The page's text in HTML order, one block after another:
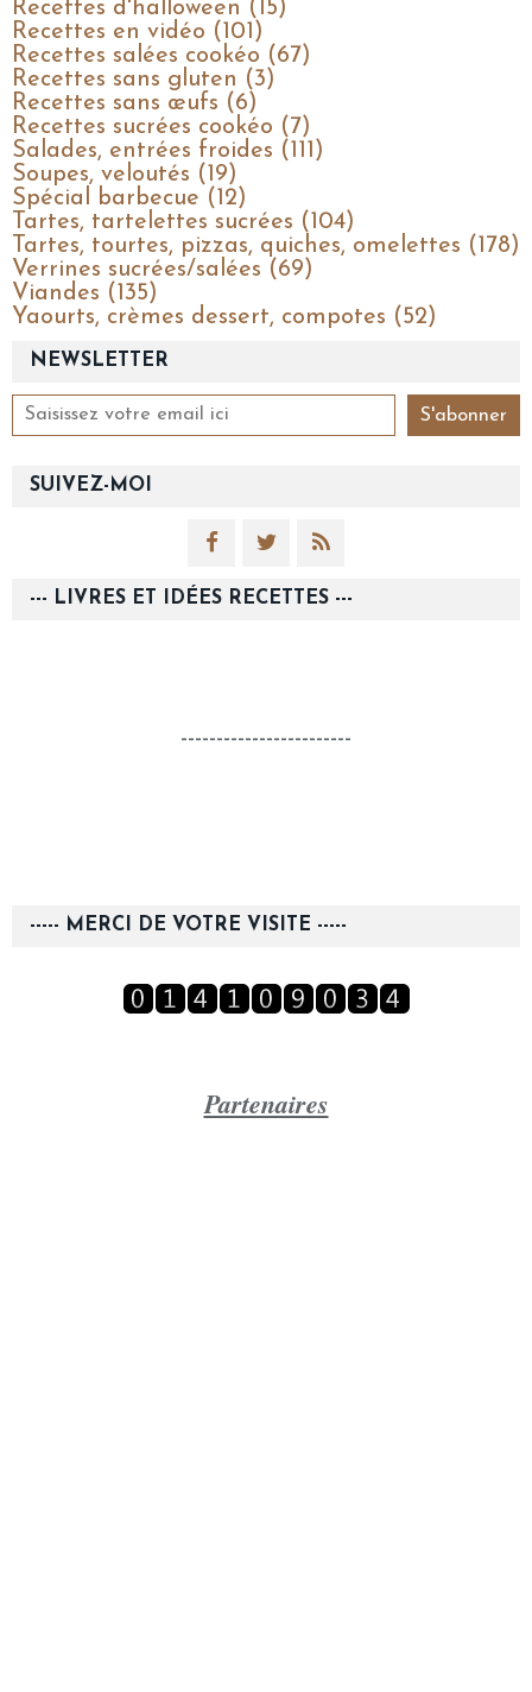
NEWSLETTER
SUIVEZ-MOI
Recettes d'halloween (15)
Recettes en vidéo (101)
Recettes salées cookéo (67)
Recettes sans gluten (3)
Recettes sans œufs (6)
Recettes sucrées cookéo (7)
Salades, entrées froides (111)
Soupes, veloutés (19)
Spécial barbecue (12)
Tartes, tartelettes sucrées (104)
Tartes, tourtes, pizzas, quiches, omelettes (178)
Verrines sucrées/salées (69)
Viandes (135)
Yaourts, crèmes dessert, compotes (52)
--- LIVRES ET IDÉES RECETTES ---
------------------------
----- MERCI DE VOTRE VISITE -----
Partenaires